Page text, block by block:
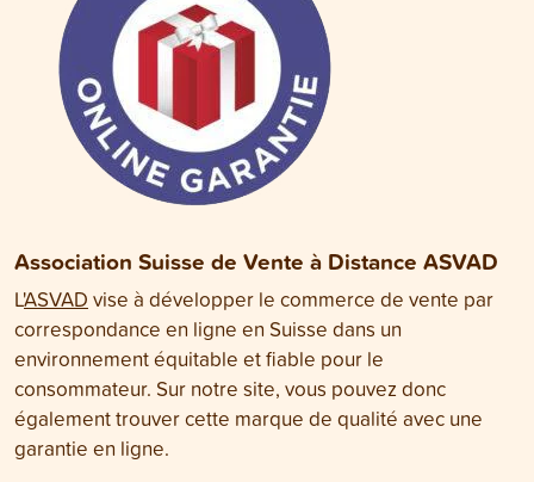
Association Suisse de Vente à Distance ASVAD
L'ASVAD vise à développer le commerce de vente par
correspondance en ligne en Suisse dans un
environnement équitable et fiable pour le
consommateur. Sur notre site, vous pouvez donc
également trouver cette marque de qualité avec une
garantie en ligne.